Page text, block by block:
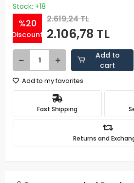
Stock: +18
%20
Discount
2.619,24 TL
2.106,78 TL
Add to
cart
Add to my favorites
Fast Shipping
Returns and